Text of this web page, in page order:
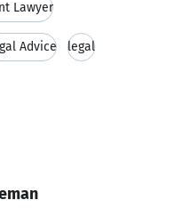
Lawyer
Advice legal